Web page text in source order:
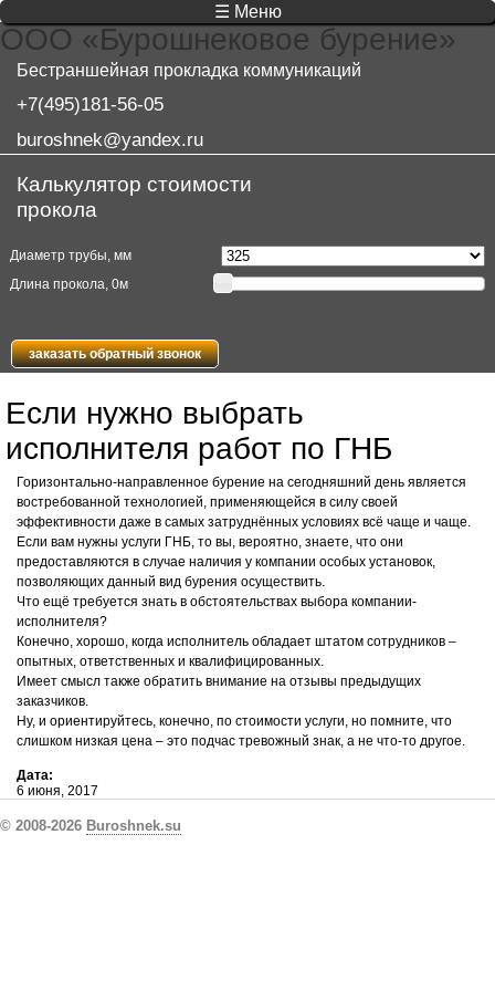
ООО «Бурошнековое бурение»
Бестраншейная прокладка коммуникаций
+7(495)181-56-05
buroshnek@yandex.ru
☰ Меню
Калькулятор стоимости
прокола
Диаметр трубы, мм
Длина прокола, 0м
заказать обратный звонок
Если нужно выбрать
исполнителя работ по ГНБ
Горизонтально-направленное бурение на сегодняшний день является
востребованной технологией, применяющейся в силу своей
эффективности даже в самых затруднённых условиях всё чаще и чаще.
Если вам нужны услуги ГНБ, то вы, вероятно, знаете, что они
предоставляются в случае наличия у компании особых установок,
позволяющих данный вид бурения осуществить.
Что ещё требуется знать в обстоятельствах выбора компании-
исполнителя?
Конечно, хорошо, когда исполнитель обладает штатом сотрудников –
опытных, ответственных и квалифицированных.
Имеет смысл также обратить внимание на отзывы предыдущих
заказчиков.
Ну, и ориентируйтесь, конечно, по стоимости услуги, но помните, что
слишком низкая цена – это подчас тревожный знак, а не что-то другое.
Дата:
6 июня, 2017
© 2008-2026 Buroshnek.su